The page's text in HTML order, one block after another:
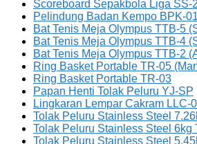
Scoreboard Sepakbola Liga SS-
Pelindung Badan Kempo BPK-01
Bat Tenis Meja Olympus TTB-5
Bat Tenis Meja Olympus TTB-4
Bat Tenis Meja Olympus TTB-2
Ring Basket Portable TR-05
Ring Basket Portable TR-03
Papan Henti Tolak Peluru YJ-SP
Lingkaran Lempar Cakram LLC-
Tolak Peluru Stainless Steel
Tolak Peluru Stainless Steel 6kg
Tolak Peluru Stainless Steel